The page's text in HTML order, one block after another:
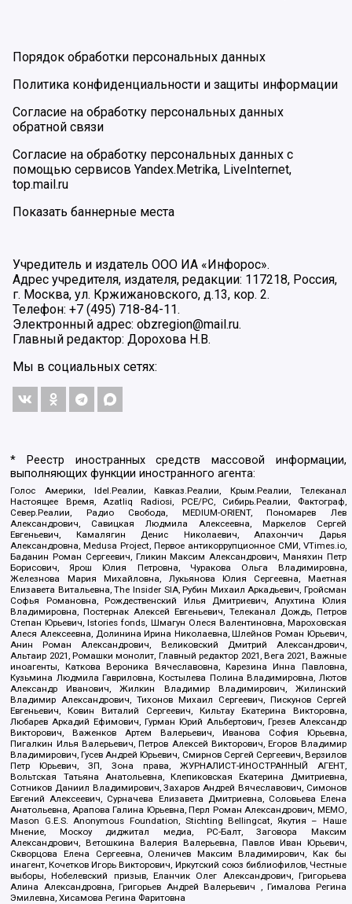
Порядок обработки персональных данных
Политика конфиденциальности и защиты информации
Согласие на обработку персональных данных
обратной связи
Согласие на обработку персональных данных с
помощью сервисов Yandex.Metrika, LiveInternet,
top.mail.ru
Показать баннерные места
Учредитель и издатель ООО ИА «Инфорос».
Адрес учредителя, издателя, редакции: 117218, Россия,
г. Москва, ул. Кржижановского, д.13, кор. 2.
Телефон: +7 (495) 718-84-11.
Электронный адрес: obzregion@mail.ru.
Главный редактор: Дорохова Н.В.
Мы в социальных сетях:
* Реестр иностранных средств массовой информации,
выполняющих функции иностранного агента:
Голос Америки, Idel.Реалии, Кавказ.Реалии, Крым.Реалии, Телеканал
Настоящее Время, Azatliq Radiosi, PCE/PC, Сибирь.Реалии, Фактограф,
Север.Реалии, Радио Свобода, MEDIUM-ORIENT, Пономарев Лев
Александрович, Савицкая Людмила Алексеевна, Маркелов Сергей
Евгеньевич, Камалягин Денис Николаевич, Апахончич Дарья
Александровна, Medusa Project, Первое антикоррупционное СМИ, VTimes.io,
Баданин Роман Сергеевич, Гликин Максим Александрович, Маняхин Петр
Борисович, Ярош Юлия Петровна, Чуракова Ольга Владимировна,
Железнова Мария Михайловна, Лукьянова Юлия Сергеевна, Маетная
Елизавета Витальевна, The Insider SIA, Рубин Михаил Аркадьевич, Гройсман
Софья Романовна, Рождественский Илья Дмитриевич, Апухтина Юлия
Владимировна, Постернак Алексей Евгеньевич, Телеканал Дождь, Петров
Степан Юрьевич, Istories fonds, Шмагун Олеся Валентиновна, Мароховская
Алеся Алексеевна, Долинина Ирина Николаевна, Шлейнов Роман Юрьевич,
Анин Роман Александрович, Великовский Дмитрий Александрович,
Альтаир 2021, Ромашки монолит, Главный редактор 2021, Вега 2021, Важные
иноагенты, Каткова Вероника Вячеславовна, Карезина Инна Павловна,
Кузьмина Людмила Гавриловна, Костылева Полина Владимировна, Лютов
Александр Иванович, Жилкин Владимир Владимирович, Жилинский
Владимир Александрович, Тихонов Михаил Сергеевич, Пискунов Сергей
Евгеньевич, Ковин Виталий Сергеевич, Кильтау Екатерина Викторовна,
Любарев Аркадий Ефимович, Гурман Юрий Альбертович, Грезев Александр
Викторович, Важенков Артем Валерьевич, Иванова София Юрьевна,
Пигалкин Илья Валерьевич, Петров Алексей Викторович, Егоров Владимир
Владимирович, Гусев Андрей Юрьевич, Смирнов Сергей Сергеевич, Верзилов
Петр Юрьевич, ЗП, Зона права, ЖУРНАЛИСТ-ИНОСТРАННЫЙ АГЕНТ,
Вольтская Татьяна Анатольевна, Клепиковская Екатерина Дмитриевна,
Сотников Даниил Владимирович, Захаров Андрей Вячеславович, Симонов
Евгений Алексеевич, Сурначева Елизавета Дмитриевна, Соловьева Елена
Анатольевна, Арапова Галина Юрьевна, Перл Роман Александрович, МЕМО,
Mason G.E.S. Anonymous Foundation, Stichting Bellingcat, Якутия – Наше
Мнение, Москоу диджитал медиа, РС-Балт, Заговора Максим
Александрович, Ветошкина Валерия Валерьевна, Павлов Иван Юрьевич,
Скворцова Елена Сергеевна, Оленичев Максим Владимирович, Как бы
инагент, Кочетков Игорь Викторович, Иркутский союз библиофилов, Честные
выборы, Нобелевский призыв, Еланчик Олег Александрович, Григорьева
Алина Александровна, Григорьев Андрей Валерьевич , Гималова Регина
Эмилевна, Хисамова Регина Фаритовна